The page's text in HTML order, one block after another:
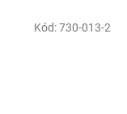
Kód:730-013-2